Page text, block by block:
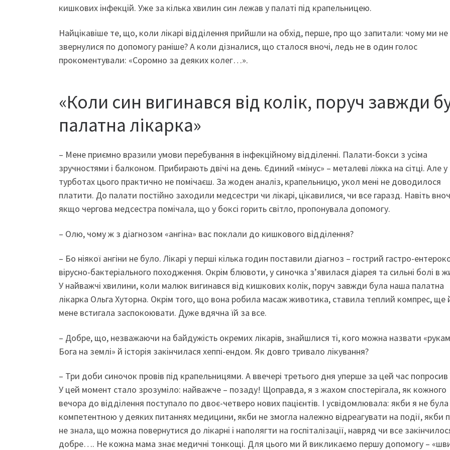
кишкових інфекцій. Уже за кілька хвилин син лежав у палаті під крапельницею.
Найцікавіше те, що, коли лікарі відділення прийшли на обхід, перше, про що запитали: чому ми не
звернулися по допомогу раніше? А коли дізналися, що сталося вночі, ледь не в один голос
прокоментували: «Соромно за деяких колег…».
«Коли син вигинався від колік, поруч завжди
палатна лікарка»
– Мене приємно вразили умови перебування в інфекційному відділенні. Палати-бокси з усіма
зручностями і балконом. Прибирають двічі на день. Єдиний «мінус» – металеві ліжка на сітці. Але у
турботах цього практично не помічаєш. За жоден аналіз, крапельницю, укол мені не доводилося
платити. До палати постійно заходили медсестри чи лікарі, цікавилися, чи все гаразд. Навіть
якщо чергова медсестра помічала, що у боксі горить світло, пропонувала допомогу.
– Олю, чому ж з діагнозом «ангіна» вас поклали до кишкового відділення?
– Бо ніякої ангіни не було. Лікарі у перші кілька годин поставили діагноз – гострий гастро-
вірусно-бактеріального походження. Окрім блювоти, у синочка з’явилася діарея та сильні болі в
У найважчі хвилини, коли малюк вигинався від кишкових колік, поруч завжди була наша палатна
лікарка Ольга Хуторна. Окрім того, що вона робила масаж животика, ставила теплий компрес, ще
мене встигала заспокоювати. Дуже вдячна їй за все.
– Добре, що, незважаючи на байдужість окремих лікарів, знайшлися ті, кого можна назвати
Бога на землі» й історія закінчилася хеппі-ендом. Як довго тривало лікування?
– Три доби синочок провів під крапельницями. А ввечері третього дня уперше за цей час попросив
У цей момент стало зрозуміло: найважче – позаду! Щоправда, я з жахом спостерігала, як кожного
вечора до відділення поступало по двоє-четверо нових пацієнтів. І усвідомлювала: якби я не була
компетентною у деяких питаннях медицини, якби не змогла належно відреагувати на події, якби
не знала, що можна повернутися до лікарні і наполягти на госпіталізації, навряд чи все
добре…. Не кожна мама знає медичні тонкощі. Для цього ми й викликаємо першу допомогу –